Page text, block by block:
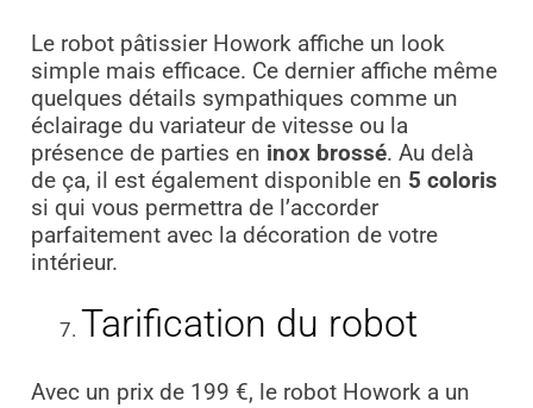
Le robot pâtissier Howork affiche un look
simple mais efficace. Ce dernier affiche même
quelques détails sympathiques comme un
éclairage du variateur de vitesse ou la
présence de parties en inox brossé. Au delà
de ça, il est également disponible en 5 coloris
si qui vous permettra de l’accorder
parfaitement avec la décoration de votre
intérieur.
Tarification du robot
Avec un prix de 199 €, le robot Howork a un